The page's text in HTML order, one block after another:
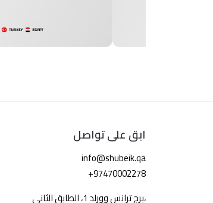
ابق على تواصل
info@shubeik.qa
+97470002278
برج ترانس وورلد 1، الطابق الثاني،